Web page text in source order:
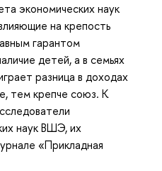
экономических наук
на крепость
гарантом
детей, а в семьях
разница в доходах
тем крепче союз. К
наук ВШЭ, их
«Прикладная